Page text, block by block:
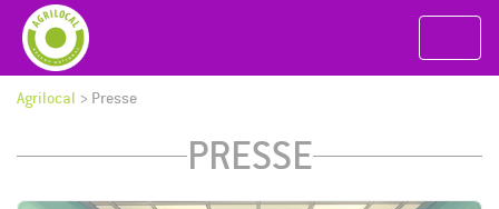
Agrilocal > Presse
PRESSE